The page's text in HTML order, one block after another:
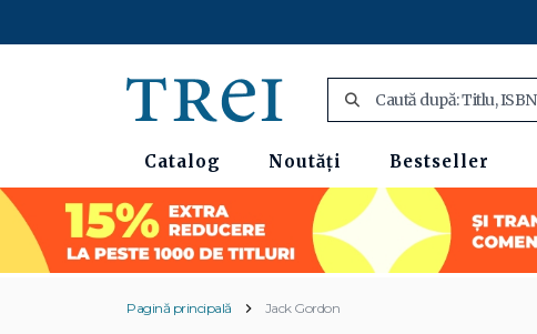
Catalog Noutăți Bestseller
Pagină principală Jack Gordon